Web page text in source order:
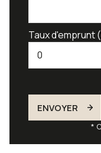
Taux d'emprunt
ENVOYER
*